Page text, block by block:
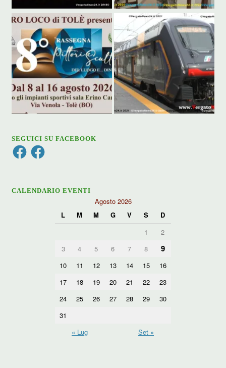
SEGUICI SU FACEBOOK
FacebookFacebook
CALENDARIO EVENTI
Agosto 2026
L
M M G V S
D
1
2
3
4 5 6 7 8 9
10 11 12 13 14 15
16
17
18 19 20 21 22
23
24
25 26 27 28 29
30
31
« Lug
Set »